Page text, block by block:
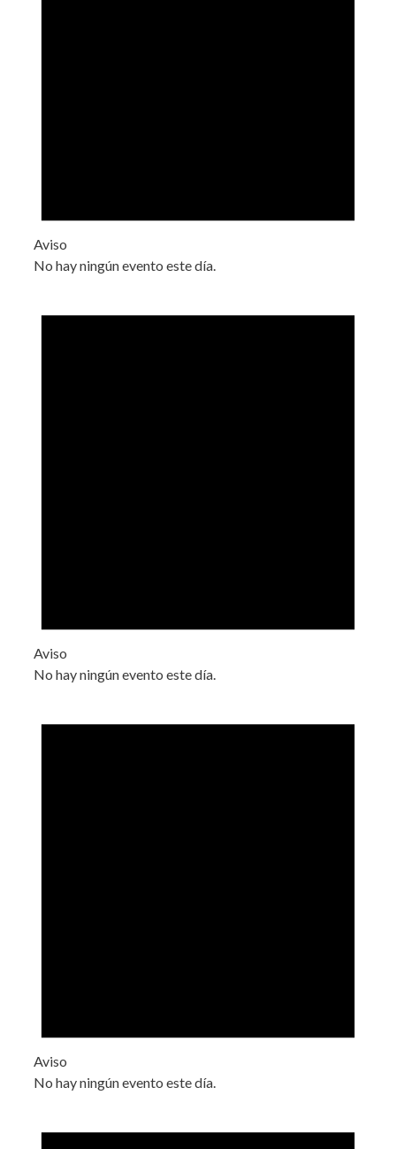
Aviso
No hay ningún evento este día.
Aviso
No hay ningún evento este día.
Aviso
No hay ningún evento este día.